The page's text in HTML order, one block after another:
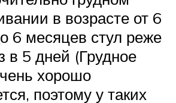
в возрасте от 6
6 месяцев стул реже
в 5 дней (Грудное
хорошо
поэтому у таких